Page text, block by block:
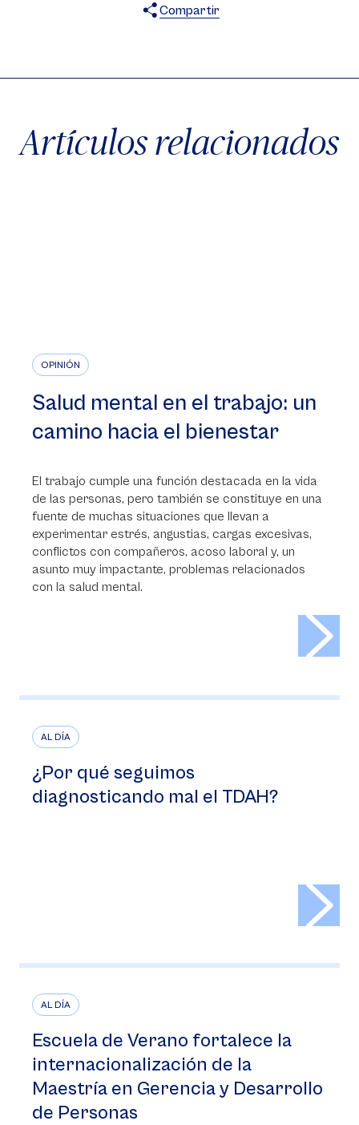
Compartir
Artículos relacionados
OPINIÓN
Salud mental en el trabajo: un
camino hacia el bienestar
El trabajo cumple una función destacada en la vida
de las personas, pero también se constituye en una
fuente de muchas situaciones que llevan a
experimentar estrés, angustias, cargas excesivas,
conflictos con compañeros, acoso laboral y, un
asunto muy impactante, problemas relacionados
con la salud mental.
AL DÍA
¿Por qué seguimos
diagnosticando mal el TDAH?
AL DÍA
Escuela de Verano fortalece la
internacionalización de la
Maestría en Gerencia y Desarrollo
de Personas